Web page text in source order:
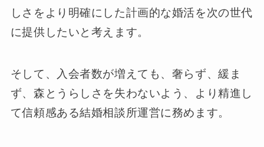
しさをより明確にした計画的な婚活を次の世代
に提供したいと考えます。
そして、入会者数が増えても、奢らず、緩ま
ず、森とうらしさを失わないよう、より精進し
て信頼感ある結婚相談所運営に務めます。